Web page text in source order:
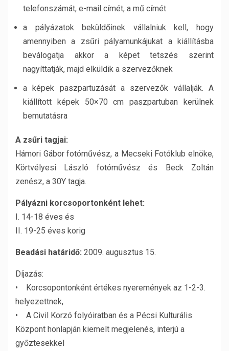
telefonszámát, e-mail címét, a mű címét
a pályázatok beküldőinek vállalniuk kell, hogy
amennyiben a zsűri pályamunkájukat a kiállításba
beválogatja akkor a képet tetszés szerint
nagyíttatják, majd elküldik a szervezőknek
a képek paszpartuzását a szervezők vállalják. A
kiállított képek 50×70 cm paszpartuban kerülnek
bemutatásra
A zsűri tagjai:
Hámori Gábor fotóművész, a Mecseki Fotóklub elnöke,
Körtvélyesi László fotóművész és Beck Zoltán
zenész, a 30Y tagja.
Pályázni korcsoportonként lehet:
I. 14-18 éves és
II. 19-25 éves korig
Beadási határidő: 2009. augusztus 15.
Díjazás:
• Korcsopontonként értékes nyeremények az 1-2-3.
helyezettnek,
• A Civil Korzó folyóiratban és a Pécsi Kulturális
Központ honlapján kiemelt megjelenés, interjú a
győztesekkel